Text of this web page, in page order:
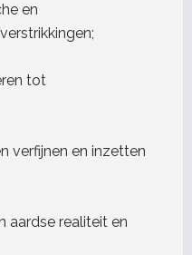
en
tot
verfijnen en inzetten
aardse realiteit en